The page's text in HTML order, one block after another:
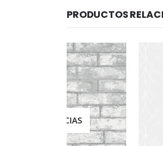
PRODUCTOS
SIN